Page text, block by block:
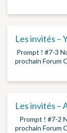
Les invités –
Prompt ! #7-3
prochain Forum
Les invités –
Prompt ! #7-2
prochain Forum